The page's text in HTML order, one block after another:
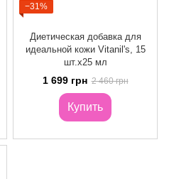
−31%
Диетическая добавка для
идеальной кожи Vitanil's, 15
шт.х25 мл
1 699 грн 2 460 грн
Купить